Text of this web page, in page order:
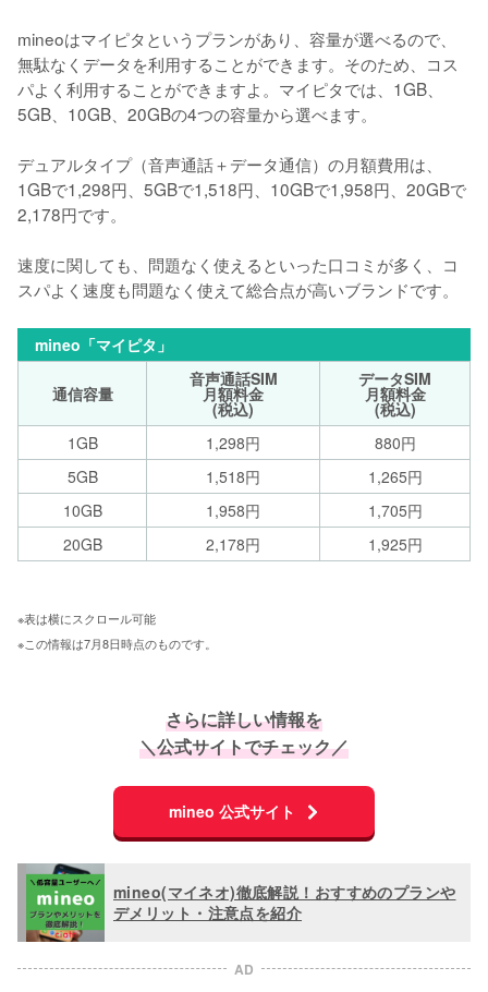
mineoはマイピタというプランがあり、容量が選べるので、
無駄なくデータを利用することができます。そのため、コス
パよく利用することができますよ。マイピタでは、1GB、
5GB、10GB、20GBの4つの容量から選べます。
デュアルタイプ（音声通話＋データ通信）の月額費用は、
1GBで1,298円、5GBで1,518円、10GBで1,958円、20GBで
2,178円です。
速度に関しても、問題なく使えるといった口コミが多く、コ
mineo「マイピタ」
通信容量
音声通話SIM
月額料金
(税込)
データSIM
月額料金
(税込)
1GB
1,298円
880円
5GB
1,518円
1,265円
10GB
1,958円
1,705円
20GB
2,178円 1,925円
※表は横にスクロール可能
※この情報は7月8日時点のものです。
さらに詳しい情報を
＼公式サイトでチェック／
mineo 公式サイト
mineo(マイネオ)徹底解説！おすすめのプランや
デメリット・注意点を紹介
AD